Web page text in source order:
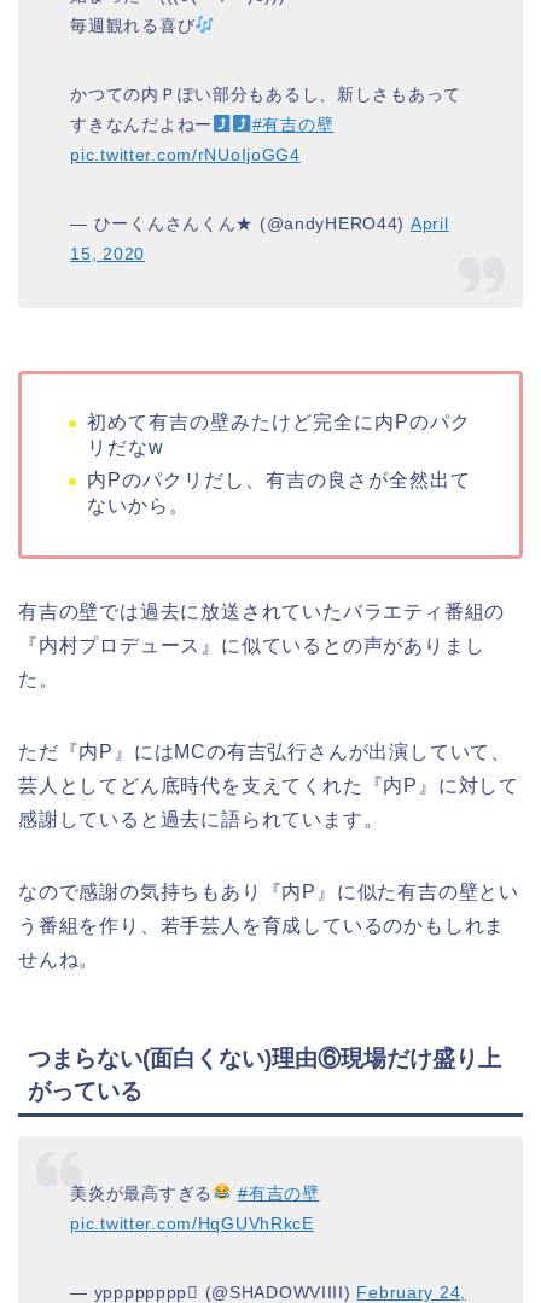
毎週観れる喜び
かつての内Ｐぽい部分もあるし、新しさもあって
すきなんだよねー
#有吉の壁
pic.twitter.com/rNUoIjoGG4
— ひーくんさんくん★ (@andyHERO44) April
15, 2020
初めて有吉の壁みたけど完全に 内Pのパク
リ だなw
内Pのパクリ だし、 有吉の良さが全然出て
ないから。
有吉の壁では過去に放送されていたバラエティ番組の
『内村プロデュース』に似ているとの声がありまし
た。
ただ『内P』にはMCの有吉弘行さんが出演していて、
芸人としてどん底時代を支えてくれた『内P』に対して
感謝していると過去に語られています。
なので感謝の気持ちもあり『内P』に似た有吉の壁とい
う番組を作り、若手芸人を育成しているのかもしれま
せんね。
つまらない(面白くない)理由⑥現場だけ盛り上
がっている
美炎が最高すぎる
#有吉の壁
pic.twitter.com/HqGUVhRkcE
— ypppppppp (@SHADOWVIIII) February 24,